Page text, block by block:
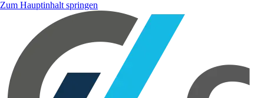
Zum Hauptinhalt springen